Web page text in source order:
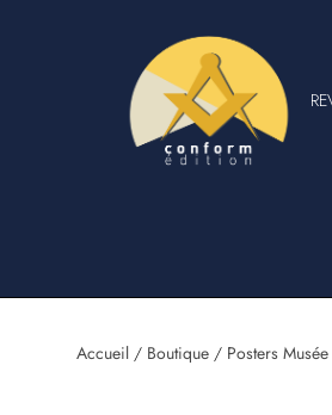
Accueil/ Boutique/ Posters Musée